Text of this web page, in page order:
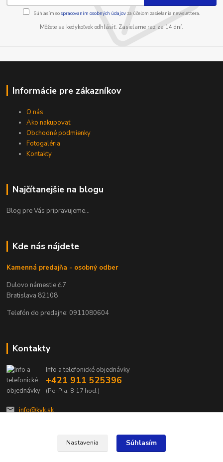
Súhlasím sospracovaním osobných údajov za účelom zasielania newslettera.
Môžete sa kedykoľvek odhlásiť. Zasielame raz za 14 dní.
Informácie pre zákazníkov
O nás
Ako nakupovať
Obchodné podmienky
Fotogaléria
Kontakty
Najčítanejšie na blogu
Blog pre Vás pripravujeme...
Kde nás nájdete
Kamenná predajňa - osobný odber
Dulovo námestie č.7
Bratislava 82108
Telefón do predajne: 0911080604
Kontakty
Info a telefonické objednávky
+421 911 525396
(Po-Pia, 8-17 hod.)
info@kvk.sk
Nastavenia Súhlasím